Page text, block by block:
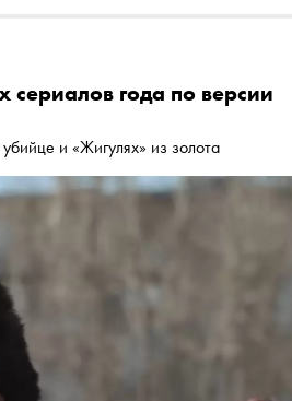
сериалов года по версии
и «Жигулях» из золота